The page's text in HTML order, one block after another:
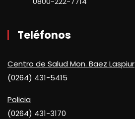
Teléfonos
Centro de Salud Mon. Baez Laspiur
(0264) 431-5415
Policia
(0264) 431-3170